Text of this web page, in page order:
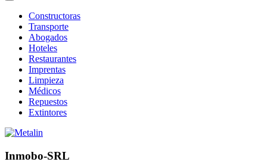
Constructoras
Transporte
Abogados
Hoteles
Restaurantes
Imprentas
Limpieza
Médicos
Repuestos
Extintores
Inmobo-SRL